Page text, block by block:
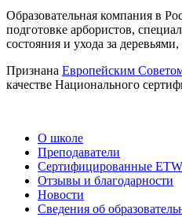
Образовательная компания в
подготовке арбористов,
состояния и ухода за
Признана Европейским
качестве Национального
О школе
Преподаватели
Сертифицированные
Отзывы и благодарности
Новости
Сведения об